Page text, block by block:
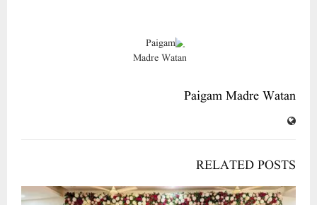
Paigam Madre Watan
RELATED POSTS